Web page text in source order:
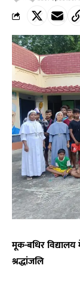
मूक-बधिर
श्रद्धांजलि